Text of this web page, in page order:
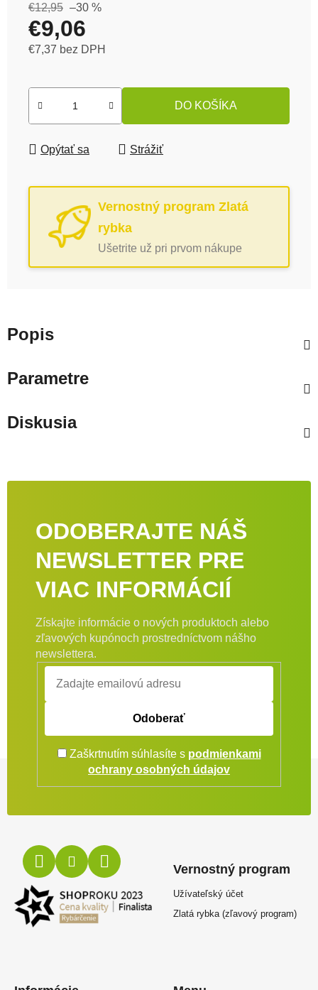
€12,95 –30 %
€9,06
€7,37 bez DPH
DO KOŠÍKA
Opýtať sa Strážiť
Vernostný program Zlatá
rybka
Ušetrite už pri prvom nákupe
Popis
Parametre
Diskusia
ODOBERAJTE NÁŠ
NEWSLETTER PRE
VIAC INFORMÁCIÍ
Získajte informácie o nových produktoch alebo
zľavových kupónoch prostredníctvom nášho
newslettera.
Odoberať
Zaškrtnutím súhlasíte s podmienkami
ochrany osobných údajov
Vernostný program
Užívateľský účet
Zlatá rybka (zľavový program)